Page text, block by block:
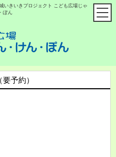
いきいきプロジェクト こども広場じゃ
ぽん
予約）